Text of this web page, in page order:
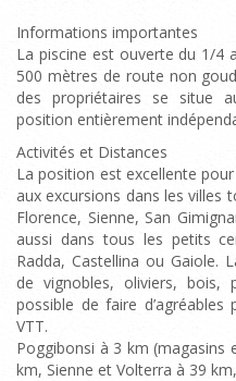
Informations importantes
La piscine est ouverte du 1/4
500 mètres de route non
des propriétaires se situe
position entièrement
Activités et Distances
La position est excellente
aux excursions dans les villes
Florence, Sienne, San
aussi dans tous les petits
Radda, Castellina ou Gaiole.
de vignobles, oliviers,
possible de faire
VTT.
Poggibonsi à 3 km (magasins
km, Sienne et Volterra à 39